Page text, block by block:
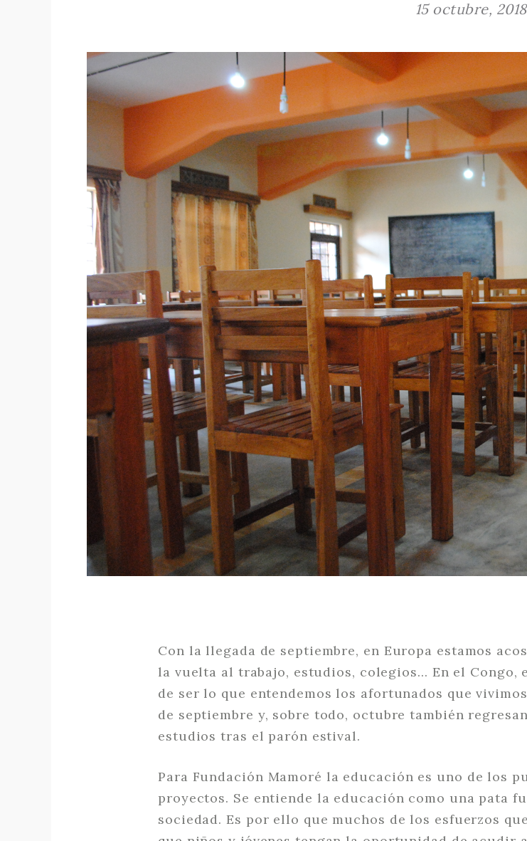
15 octubre, 2018
Con la llegada de septiembre, en Europa estamos
la vuelta al trabajo, estudios, colegios… En el Congo,
de ser lo que entendemos los afortunados que
de septiembre y, sobre todo, octubre también
estudios tras el parón estival.
Para Fundación Mamoré la educación es uno de los
proyectos. Se entiende la educación como una pata
sociedad. Es por ello que muchos de los esfuerzos